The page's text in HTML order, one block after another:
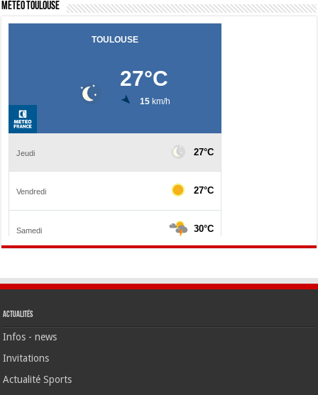
Météo Toulouse
Actualités
Infos - news
Invitations
Actualité Sports